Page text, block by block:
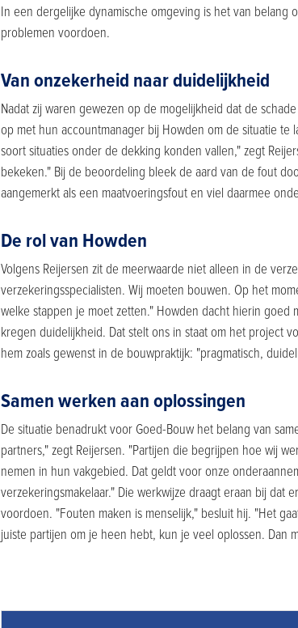
In een dergelijke dynamische omgeving is het van
problemen voordoen.
Van onzekerheid naar duidelijkheid
Nadat zij waren gewezen op de mogelijkheid dat de
op met hun accountmanager bij Howden om de situatie
soort situaties onder de dekking konden vallen," zegt
bekeken." Bij de beoordeling bleek de aard van de fout
aangemerkt als een maatvoeringsfout en viel daarmee
De rol van Howden
Volgens Reijersen zit de meerwaarde niet alleen in de
verzekeringsspecialisten. Wij moeten bouwen. Op het
welke stappen je moet zetten." Howden dacht hierin
kregen duidelijkheid. Dat stelt ons in staat om het project
hem zoals gewenst in de bouwpraktijk: "pragmatisch,
Samen werken aan oplossingen
De situatie benadrukt voor Goed-Bouw het belang van
partners," zegt Reijersen. "Partijen die begrijpen hoe wij
nemen in hun vakgebied. Dat geldt voor onze
verzekeringsmakelaar." Die werkwijze draagt eraan bij dat
voordoen. "Fouten maken is menselijk," besluit hij. "Het
juiste partijen om je heen hebt, kun je veel oplossen. Dan